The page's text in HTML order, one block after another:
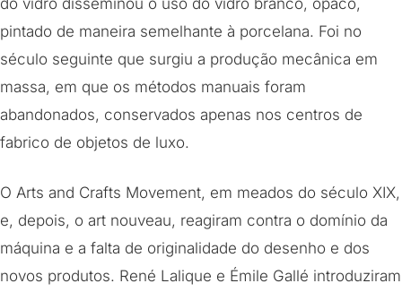
pintado de maneira semelhante à porcelana. Foi no
século seguinte que surgiu a produção mecânica em
massa, em que os métodos manuais foram
abandonados, conservados apenas nos centros de
fabrico de objetos de luxo.
O Arts and Crafts Movement, em meados do século XIX,
e, depois, o art nouveau, reagiram contra o domínio da
máquina e a falta de originalidade do desenho e dos
novos produtos. René Lalique e Émile Gallé introduziram